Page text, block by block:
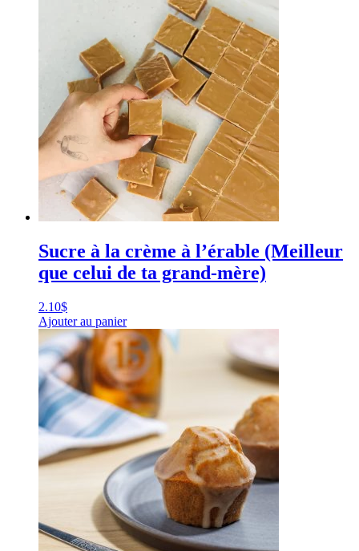
Sucre à la crème à l’érable (Meilleur
que celui de ta grand-mère)
2.10$
Ajouter au panier